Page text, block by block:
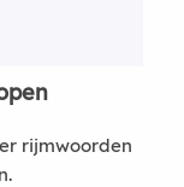
rijmwoorden